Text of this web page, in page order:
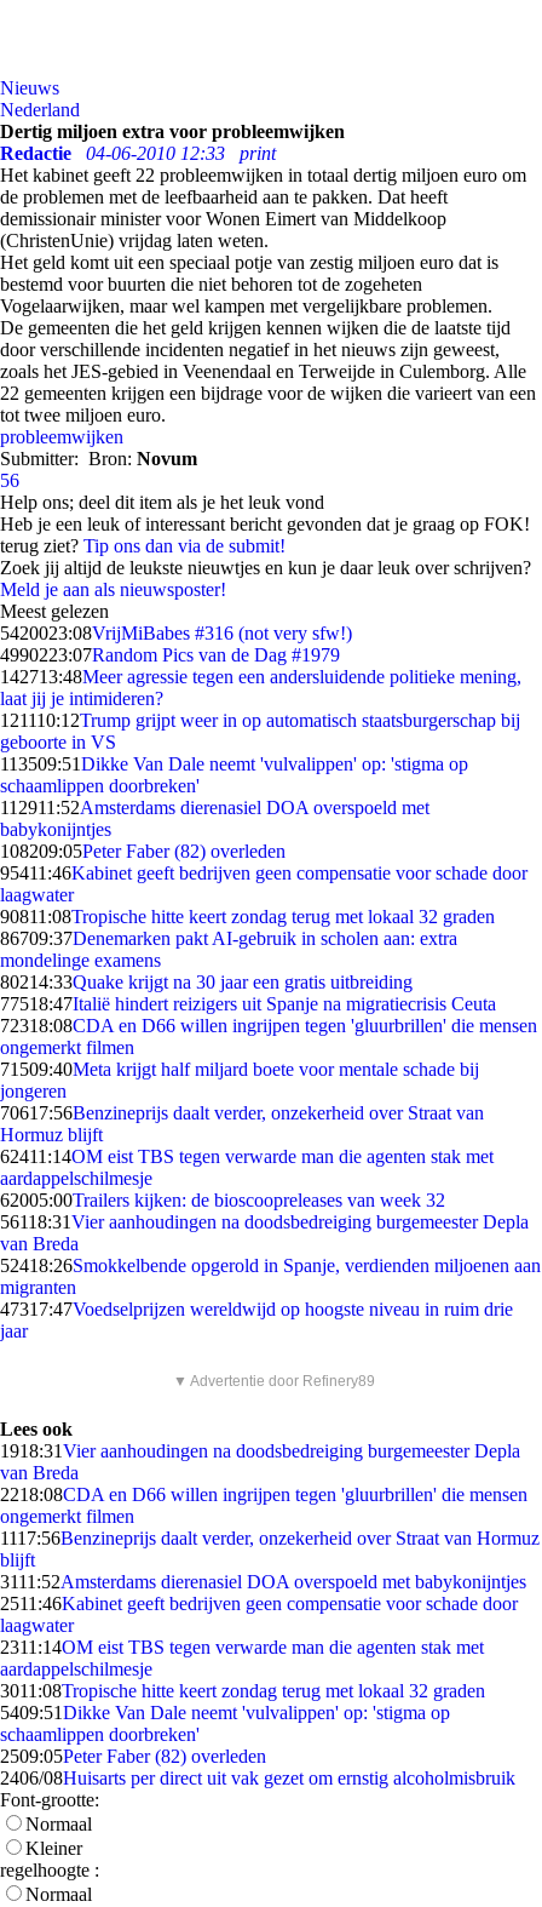
Nieuws
Nederland
Dertig miljoen extra voor probleemwijken
Redactie
04-06-2010 12:33
print
Het kabinet geeft 22 probleemwijken in totaal dertig miljoen euro om
de problemen met de leefbaarheid aan te pakken. Dat heeft
demissionair minister voor Wonen Eimert van Middelkoop
(ChristenUnie) vrijdag laten weten.
Het geld komt uit een speciaal potje van zestig miljoen euro dat is
bestemd voor buurten die niet behoren tot de zogeheten
Vogelaarwijken, maar wel kampen met vergelijkbare problemen.
De gemeenten die het geld krijgen kennen wijken die de laatste tijd
door verschillende incidenten negatief in het nieuws zijn geweest,
zoals het JES-gebied in Veenendaal en Terweijde in Culemborg. Alle
22 gemeenten krijgen een bijdrage voor de wijken die varieert van een
tot twee miljoen euro.
probleemwijken
Submitter: Bron: Novum
56
Help ons; deel dit item als je het leuk vond
Heb je een leuk of interessant bericht gevonden dat je graag op FOK!
terug ziet? Tip ons dan via de submit!
Zoek jij altijd de leukste nieuwtjes en kun je daar leuk over schrijven?
Meld je aan als nieuwsposter!
Meest gelezen
5420023:08VrijMiBabes #316 (not very sfw!)
4990223:07Random Pics van de Dag #1979
142713:48Meer agressie tegen een andersluidende politieke mening,
laat jij je intimideren?
121110:12Trump grijpt weer in op automatisch staatsburgerschap bij
geboorte in VS
113509:51Dikke Van Dale neemt 'vulvalippen' op: 'stigma op
schaamlippen doorbreken'
112911:52Amsterdams dierenasiel DOA overspoeld met
babykonijntjes
108209:05Peter Faber (82) overleden
95411:46Kabinet geeft bedrijven geen compensatie voor schade door
laagwater
90811:08Tropische hitte keert zondag terug met lokaal 32 graden
86709:37Denemarken pakt AI-gebruik in scholen aan: extra
mondelinge examens
80214:33Quake krijgt na 30 jaar een gratis uitbreiding
77518:47Italië hindert reizigers uit Spanje na migratiecrisis Ceuta
72318:08CDA en D66 willen ingrijpen tegen 'gluurbrillen' die mensen
ongemerkt filmen
71509:40Meta krijgt half miljard boete voor mentale schade bij
jongeren
70617:56Benzineprijs daalt verder, onzekerheid over Straat van
Hormuz blijft
62411:14OM eist TBS tegen verwarde man die agenten stak met
aardappelschilmesje
62005:00Trailers kijken: de bioscoopreleases van week 32
56118:31Vier aanhoudingen na doodsbedreiging burgemeester Depla
van Breda
52418:26Smokkelbende opgerold in Spanje, verdienden miljoenen aan
migranten
47317:47Voedselprijzen wereldwijd op hoogste niveau in ruim drie
jaar
▼ Advertentie door Refinery89
Lees ook
1918:31Vier aanhoudingen na doodsbedreiging burgemeester Depla
van Breda
2218:08CDA en D66 willen ingrijpen tegen 'gluurbrillen' die mensen
ongemerkt filmen
1117:56Benzineprijs daalt verder, onzekerheid over Straat van Hormuz
blijft
3111:52Amsterdams dierenasiel DOA overspoeld met babykonijntjes
2511:46Kabinet geeft bedrijven geen compensatie voor schade door
laagwater
2311:14OM eist TBS tegen verwarde man die agenten stak met
aardappelschilmesje
3011:08Tropische hitte keert zondag terug met lokaal 32 graden
5409:51Dikke Van Dale neemt 'vulvalippen' op: 'stigma op
schaamlippen doorbreken'
2509:05Peter Faber (82) overleden
2406/08Huisarts per direct uit vak gezet om ernstig alcoholmisbruik
Font-grootte:
Normaal
Kleiner
regelhoogte :
Normaal